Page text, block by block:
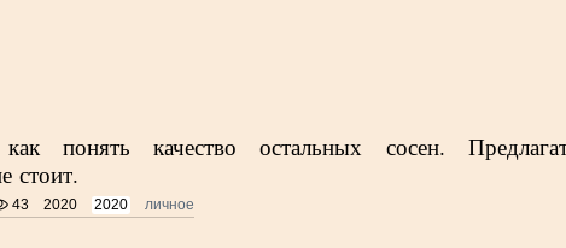
понять качество остальных сосен.
стоит.
43 2020 2020 личное